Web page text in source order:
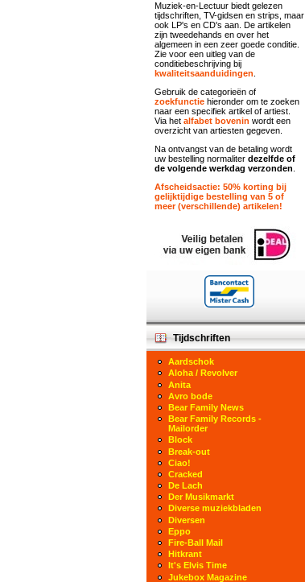
Muziek-en-Lectuur biedt gelezen
tijdschriften, TV-gidsen en strips, maar
ook LP's en CD's aan. De artikelen
zijn tweedehands en over het
algemeen in een zeer goede conditie.
Zie voor een uitleg van de
conditiebeschrijving bij
kwaliteitsaanduidingen
Gebruik de categorieën of
zoekfunctie hieronder om te zoeken
naar een specifiek artikel of artiest.
Via het alfabet bovenin wordt een
overzicht van artiesten gegeven.
Na ontvangst van de betaling wordt
uw bestelling normaliter dezelfde of
de volgende werkdag verzonden
Afscheidsactie: 50% korting bij
gelijktijdige bestelling van 5 of
meer (verschillende) artikelen!
Tijdschriften
Aardschok
Aloha / Revolver
Anita
Avro bode
Bear Family News
Bear Family Records -
Mailorder
Block
Break-out
Ciao!
Cracked
De Lach
Der Musikmarkt
Diverse muziekbladen
Diversen
Eppo
Fire-Ball Mail
Hitkrant
It's Elvis Time
Jukebox Magazine